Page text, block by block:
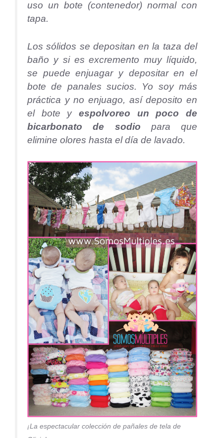
uso un bote (contenedor) normal con
tapa.
Los sólidos se depositan en la taza del
baño y si es excremento muy líquido,
se puede enjuagar y depositar en el
bote de panales sucios. Yo soy más
práctica y no enjuago, así deposito en
el bote y espolvoreo un poco de
bicarbonato de sodio para que
elimine olores hasta el día de lavado.
¡La espectacular colección de pañales de tela de